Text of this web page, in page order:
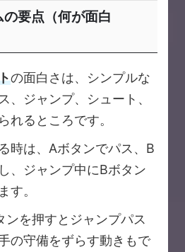
要点（何が面白
の面白さは、シンプルな
、ジャンプ、シュート、
れるところです。
時は、Aボタンでパス、B
、ジャンプ中にBボタン
す。
ンを押すとジャンプパス
の守備をずらす動きもで